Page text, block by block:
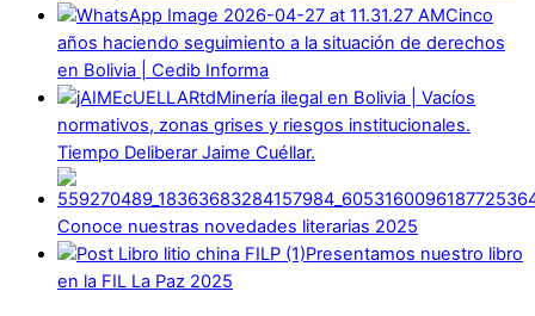
Cinco
años haciendo seguimiento a la situación de derechos
en Bolivia | Cedib Informa
Minería ilegal en Bolivia | Vacíos
normativos, zonas grises y riesgos institucionales.
Tiempo Deliberar Jaime Cuéllar.
Conoce nuestras novedades literarias 2025
Presentamos nuestro libro
en la FIL La Paz 2025